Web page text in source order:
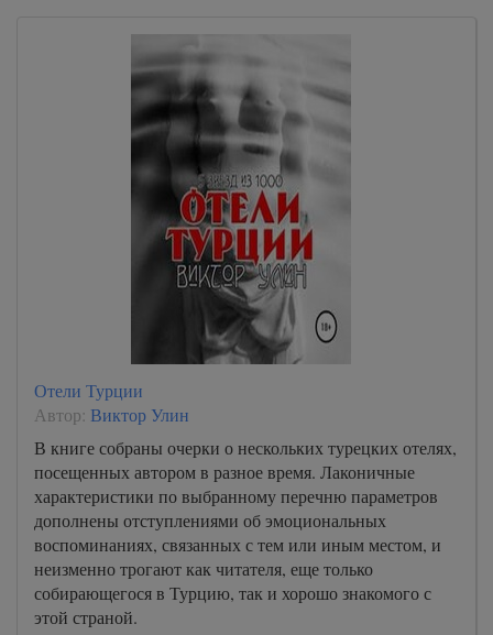
Отели Турции
Автор: Виктор Улин
В книге собраны очерки о нескольких турецких отелях,
посещенных автором в разное время. Лаконичные
характеристики по выбранному перечню параметров
дополнены отступлениями об эмоциональных
воспоминаниях, связанных с тем или иным местом, и
неизменно трогают как читателя, еще только
собирающегося в Турцию, так и хорошо знакомого с
этой страной.